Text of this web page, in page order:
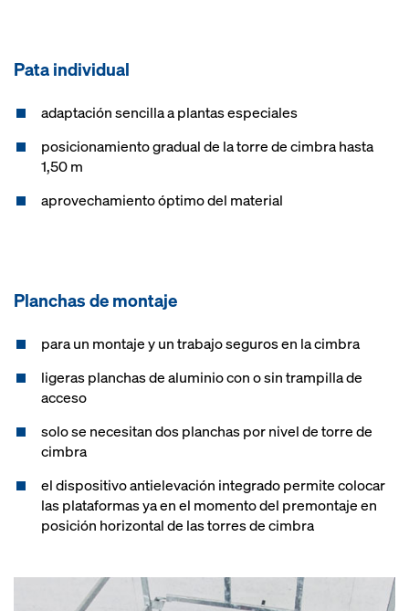
Pata individual
adaptación sencilla a plantas especiales
posicionamiento gradual de la torre de cimbra hasta
1,50 m
aprovechamiento óptimo del material
Planchas de montaje
para un montaje y un trabajo seguros en la cimbra
ligeras planchas de aluminio con o sin trampilla de
acceso
solo se necesitan dos planchas por nivel de torre de
cimbra
el dispositivo antielevación integrado permite colocar
las plataformas ya en el momento del premontaje en
posición horizontal de las torres de cimbra